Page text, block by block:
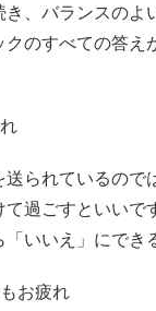
、バランスのよ
のすべての答
られているの
過ごすといいで
いいえ」にでき
お疲れ